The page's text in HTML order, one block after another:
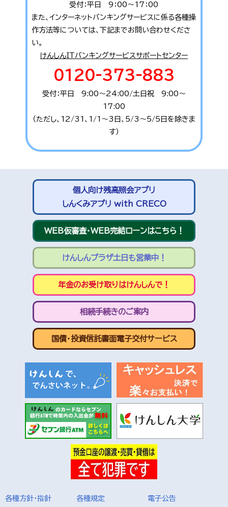
受付：平日 9：00～17：00
また、インターネットバンキングサービスに係る各種操
作方法等については、下記までお問い合わせくださ
い。
けんしんITバンキングサービスサポートセンター
0120-373-883
受付：平日 9:00～24:00/土日祝 9:00～
17:00
（ただし、12/31、1/1～3日、5/3～5/5日を除きま
す）
個人向け残高照会アプリ
しんくみアプリ with CRECO
WEB仮審査・WEB完結ローンはこちら！
けんしんプラザ土日も営業中！
年金のお受け取りはけんしんで！
相続手続きのご案内
国債・投資信託書面電子交付サービス
各種方針・指針 各種規定 電子公告